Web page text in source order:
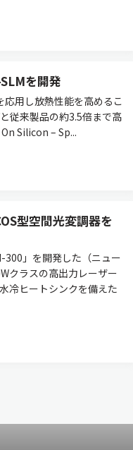
を開発
用し放熱性能を高めるこ
従来製品の約3.5倍まで高
Silicon – Sp...
型空間光変調器を
300」を開発した（ニュー
クラスの高出力レーザー
冷ヒートシンクを備えた